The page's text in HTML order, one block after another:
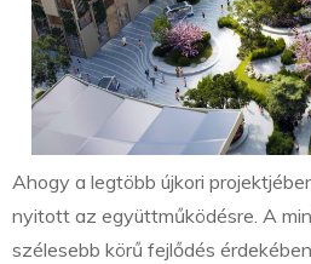
Ahogy a legtöbb újkori
nyitott az együttműködésre. A
szélesebb körű fejlődés